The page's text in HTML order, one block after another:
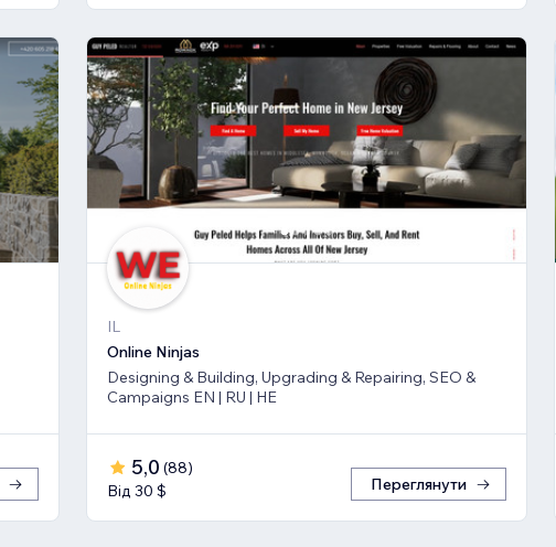
IL
Online Ninjas
Designing & Building, Upgrading & Repairing, SEO &
Campaigns EN | RU | HE
5,0 (88)
Від 30 $
Переглянути